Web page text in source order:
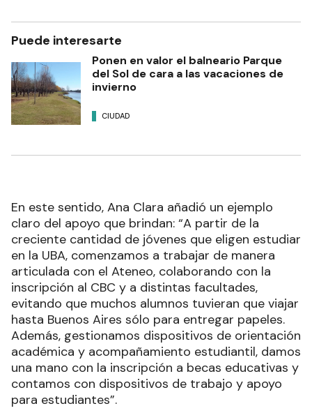
Puede interesarte
Ponen en valor el balneario Parque
del Sol de cara a las vacaciones de
invierno
CIUDAD
En este sentido, Ana Clara añadió un ejemplo
claro del apoyo que brindan: “A partir de la
creciente cantidad de jóvenes que eligen estudiar
en la UBA, comenzamos a trabajar de manera
articulada con el Ateneo, colaborando con la
inscripción al CBC y a distintas facultades,
evitando que muchos alumnos tuvieran que viajar
hasta Buenos Aires sólo para entregar papeles.
Además, gestionamos dispositivos de orientación
académica y acompañamiento estudiantil, damos
una mano con la inscripción a becas educativas y
contamos con dispositivos de trabajo y apoyo
para estudiantes”.